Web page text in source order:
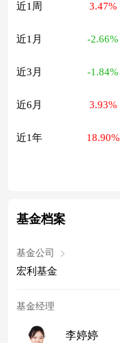
近1周 3.47%
近1月 -2.66%
近3月 -1.84%
近6月 3.93%
近1年 18.90%
基金档案
基金公司
宏利基金
基金经理
李婷婷